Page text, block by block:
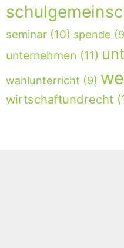
seminar (10) spende
unternehmen (11)
wahlunterricht (9)
wirtschaftundrecht